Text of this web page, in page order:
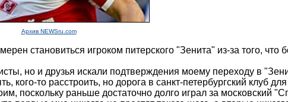
Архив NEWSru.com
становиться игроком питерского "Зенита" из-за того, что
но и друзья искали подтверждения моему переходу в
кого-то расстроить, но дорога в санкт-петербургский клуб
поскольку раньше достаточно долго играл за московский